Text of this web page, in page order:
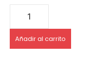
Añadir al carrito